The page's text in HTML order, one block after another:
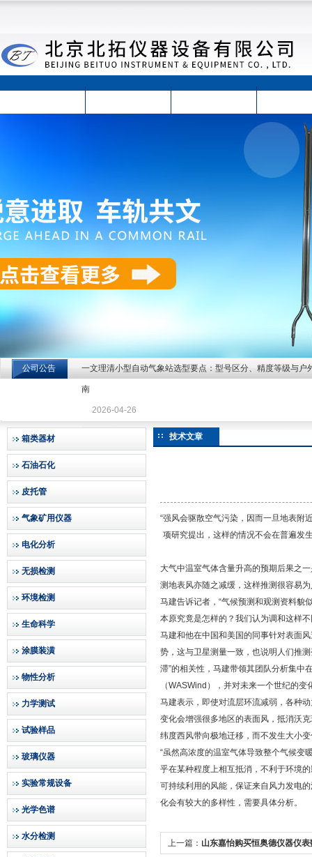
北京北拓仪器设备有限公司
公司公告 一文理清小型自动气象站选型要点：型号区分、精度等级与户
南
2026-04-26
箱类器材
石油石化
皮托管
气象矿用仪器
电化分析
无损检测
环境检测
生命科学
涂膜装潢
物性分析
力学测试
试验样品
玻璃仪器
实验常规设备
光学色谱
水分检测
技术文章
“强风会驱散空气污染，因而一旦地表附
项研究提出，这样的情况不会在普遍发
大气中温室气体含量升高的预期后果之
测地表风亦随之减缓，这样推测很容易
马建告诉记者，“气候预测和观测资料貌
本原究竟是怎样的？我们认为调和这样
马建和他在中国和美国的同事针对表面
势，这与卫星测量一致，也说明人们推
滞”的相关性，马建带领其团队分析集
（WASWind），并对未来一个世纪的变
马建表示，即使对流层环流减弱，各种
变化会增强很多地区的表面风，抵消沃
纬度西风带向极地迁移，而不发生大小
“虽然高浓度的温室气体导致整个气候变
乎在某种程度上相互抵消，不利于环境
可持续利用的风能，保证来自风力发电
化会有较大的多样性，需要具体分析。
上一篇： 山东嘉怡购买恒奥德仪器仪